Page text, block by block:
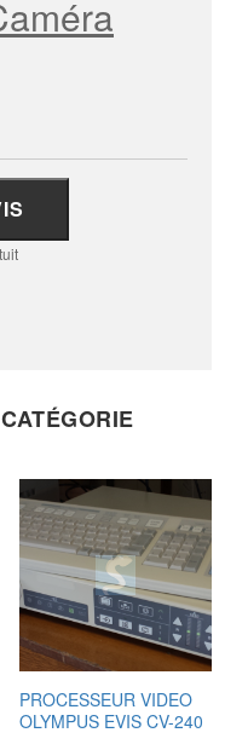
PROCESSEUR VIDEO
OLYMPUS EVIS CV-240